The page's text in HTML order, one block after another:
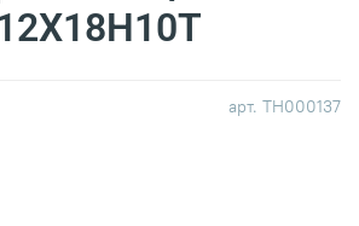
арт. ТН000137